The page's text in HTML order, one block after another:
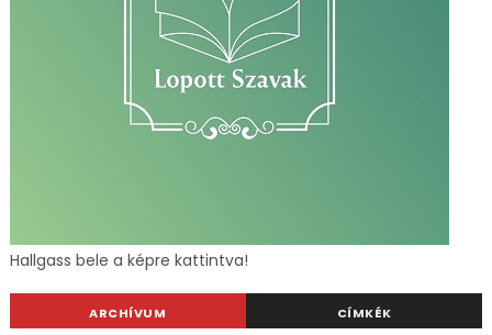
Hallgass bele a képre kattintva!
ARCHÍVUM CÍMKÉK